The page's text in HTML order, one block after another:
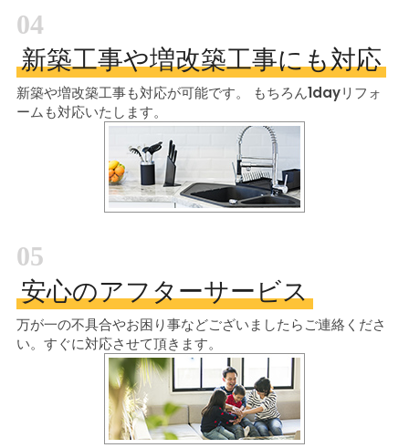
04
新築工事や増改築工事にも対応
新築や増改築工事も対応が可能です。
もちろん1dayリフォ
ームも対応いたします。
05
安心のアフターサービス
万が一の不具合やお困り事などございましたらご連絡くださ
い。すぐに対応させて頂きます。